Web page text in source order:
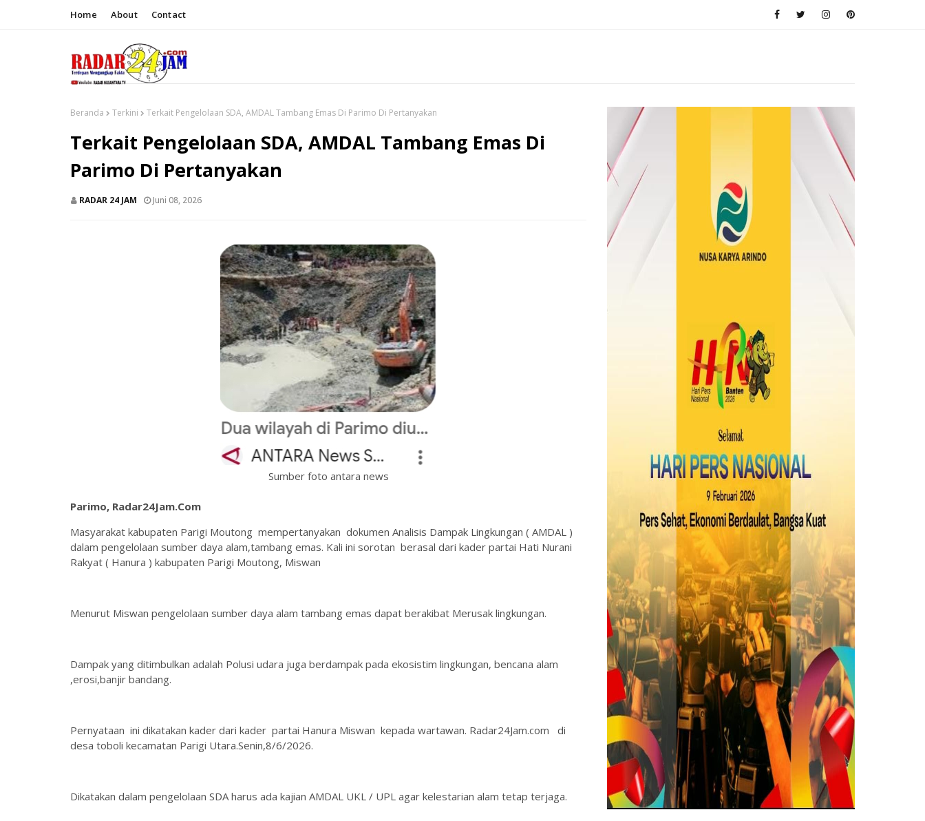
Home About Contact
Beranda Terkini Terkait Pengelolaan SDA, AMDAL Tambang Emas Di Parimo Di Pertanyakan
Terkait Pengelolaan SDA, AMDAL Tambang Emas Di
Parimo Di Pertanyakan
RADAR 24 JAM Juni 08, 2026
Sumber foto antara news
Parimo, Radar24Jam.Com
Masyarakat kabupaten Parigi Moutong mempertanyakan dokumen Analisis Dampak Lingkungan ( AMDAL )
dalam pengelolaan sumber daya alam,tambang emas. Kali ini sorotan berasal dari kader partai Hati Nurani
Rakyat ( Hanura ) kabupaten Parigi Moutong, Miswan
Menurut Miswan pengelolaan sumber daya alam tambang emas dapat berakibat Merusak lingkungan.
Dampak yang ditimbulkan adalah Polusi udara juga berdampak pada ekosistim lingkungan, bencana alam
,erosi,banjir bandang.
Pernyataan ini dikatakan kader dari kader partai Hanura Miswan kepada wartawan. Radar24Jam.com di
desa toboli kecamatan Parigi Utara.Senin,8/6/2026.
Dikatakan dalam pengelolaan SDA harus ada kajian AMDAL UKL / UPL agar kelestarian alam tetap terjaga.